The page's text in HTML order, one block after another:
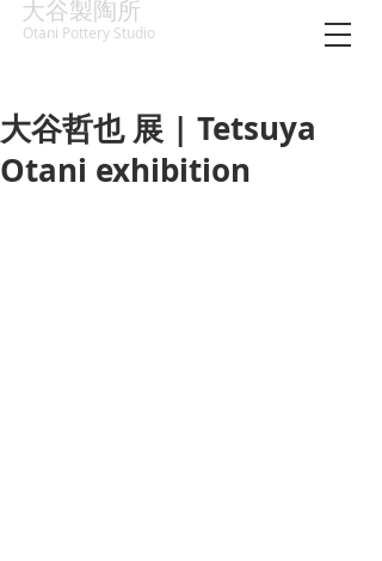
大谷製陶所
Otani Pottery Studio
大谷哲也 展 | Tetsuya
Otani exhibition